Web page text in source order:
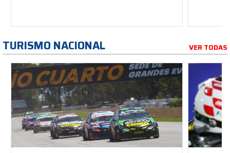
TURISMO NACIONAL VER TODAS